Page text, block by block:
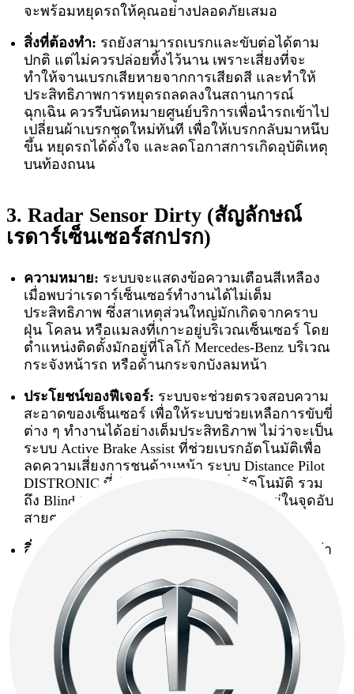
จะพร้อมหยุดรถให้คุณอย่างปลอดภัยเสมอ
สิ่งที่ต้องทำ: รถยังสามารถเบรกและขับต่อได้ตาม
ปกติ แต่ไม่ควรปล่อยทิ้งไว้นาน เพราะเสี่ยงที่จะ
ทำให้จานเบรกเสียหายจากการเสียดสี และทำให้
ประสิทธิภาพการหยุดรถลดลงในสถานการณ์
ฉุกเฉิน ควรรีบนัดหมายศูนย์บริการเพื่อนำรถเข้าไป
เปลี่ยนผ้าเบรกชุดใหม่ทันที เพื่อให้เบรกกลับมาหนึบ
ขึ้น หยุดรถได้ดั่งใจ และลดโอกาสการเกิดอุบัติเหตุ
บนท้องถนน
3. Radar Sensor Dirty (สัญลักษณ์
เรดาร์เซ็นเซอร์สกปรก)
ความหมาย: ระบบจะแสดงข้อความเตือนสีเหลือง
เมื่อพบว่าเรดาร์เซ็นเซอร์ทำงานได้ไม่เต็ม
ประสิทธิภาพ ซึ่งสาเหตุส่วนใหญ่มักเกิดจากคราบ
ฝุ่น โคลน หรือแมลงที่เกาะอยู่บริเวณเซ็นเซอร์ โดย
ตำแหน่งติดตั้งมักอยู่ที่โลโก้ Mercedes-Benz บริเวณ
กระจังหน้ารถ หรือด้านกระจกบังลมหน้า
ประโยชน์ของฟีเจอร์: ระบบจะช่วยตรวจสอบความ
สะอาดของเซ็นเซอร์ เพื่อให้ระบบช่วยเหลือการขับขี่
ต่าง ๆ ทำงานได้อย่างเต็มประสิทธิภาพ ไม่ว่าจะเป็น
ระบบ Active Brake Assist ที่ช่วยเบรกอัตโนมัติเพื่อ
ลดความเสี่ยงการชนด้านหน้า ระบบ Distance Pilot
DISTRONIC ที่ช่วยควบคุมความเร็วอัตโนมัติ รวม
ถึง Blind Spot Assist ที่ช่วยเตือนเมื่อมีรถอยู่ในจุดอับ
สายตา
สิ่งที่ต้องทำ:
นำรถไปล้างทำความสะอาด หรือใช้ผ้า
ไมโครไฟเบอร์ชุบน้ำสะอาดหมาด ๆ เช็ดเบา ๆ
ข้อความเตือนก็จะหายไปเอง ระบบความปลอดภัยก็
จะกลับมาทำงานได้อย่างเต็มประสิทธิภาพ
4. Left/Right Brake Lamp (สัญลักษณ์
ไฟเบรกขัดข้อง)